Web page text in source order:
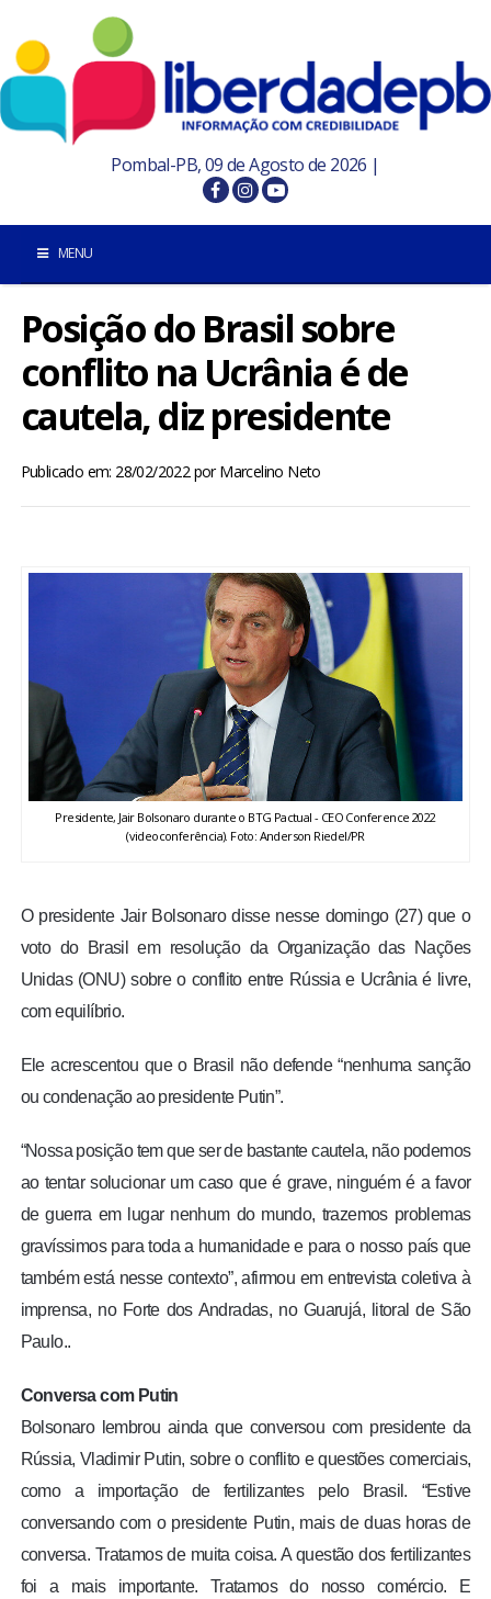
Pombal-PB, 09 de Agosto de 2026 |
MENU
INÍCIO
POMBAL E REGIÃO
BRASIL
ENTRETENIMENTO
ENQUETE
TV LPB
COLUNISTAS
Posição do Brasil sobre
conflito na Ucrânia é de
cautela, diz presidente
Publicado em: 28/02/2022porMarcelino Neto
Presidente, Jair Bolsonaro durante o BTG Pactual - CEO Conference 2022
(videoconferência). Foto: Anderson Riedel/PR
O presidente Jair Bolsonaro disse nesse domingo (27) que o
voto do Brasil em resolução da Organização das Nações
Unidas (ONU) sobre o conflito entre Rússia e Ucrânia é livre,
com equilíbrio.
Ele acrescentou que o Brasil não defende “nenhuma sanção
ou condenação ao presidente Putin”.
“Nossa posição tem que ser de bastante cautela, não podemos
ao tentar solucionar um caso que é grave, ninguém é a favor
de guerra em lugar nenhum do mundo, trazemos problemas
gravíssimos para toda a humanidade e para o nosso país que
também está nesse contexto”, afirmou em entrevista coletiva à
imprensa, no Forte dos Andradas, no Guarujá, litoral de São
Paulo..
Conversa com Putin
Bolsonaro lembrou ainda que conversou com presidente da
Rússia, Vladimir Putin, sobre o conflito e questões comerciais,
como a importação de fertilizantes pelo Brasil. “Estive
conversando com o presidente Putin, mais de duas horas de
conversa. Tratamos de muita coisa. A questão dos fertilizantes
foi a mais importante. Tratamos do nosso comércio. E